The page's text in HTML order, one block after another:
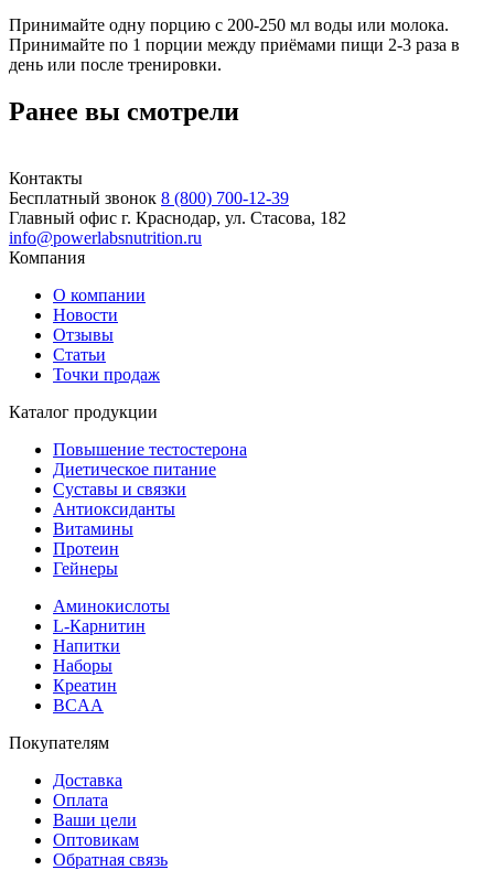
Принимайте одну порцию с 200-250 мл воды или молока.
Принимайте по 1 порции между приёмами пищи 2-3 раза в
день или после тренировки.
Ранее вы смотрели
Контакты
Бесплатный звонок 8 (800) 700-12-39
Главный офис г. Краснодар, ул. Стасова, 182
info@powerlabsnutrition.ru
Компания
О компании
Новости
Отзывы
Статьи
Точки продаж
Каталог продукции
Повышение тестостерона
Диетическое питание
Суставы и связки
Антиоксиданты
Витамины
Протеин
Гейнеры
Аминокислоты
L-Карнитин
Напитки
Наборы
Креатин
BCAA
Покупателям
Доставка
Оплата
Ваши цели
Оптовикам
Обратная связь